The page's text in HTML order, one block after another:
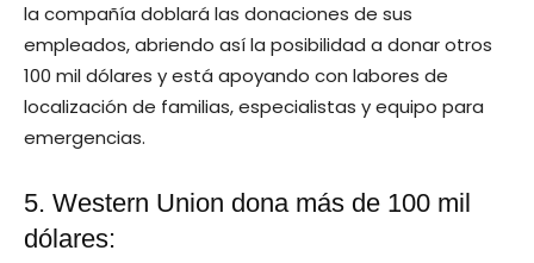
la compañía doblará las donaciones de sus
empleados, abriendo así la posibilidad a donar otros
100 mil dólares y está apoyando con labores de
localización de familias, especialistas y equipo para
emergencias.
5. Western Union dona más de 100 mil
dólares: